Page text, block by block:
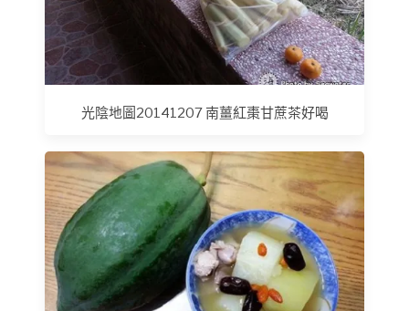
光陰地圖20141207 南薑紅棗甘蔗茶好喝